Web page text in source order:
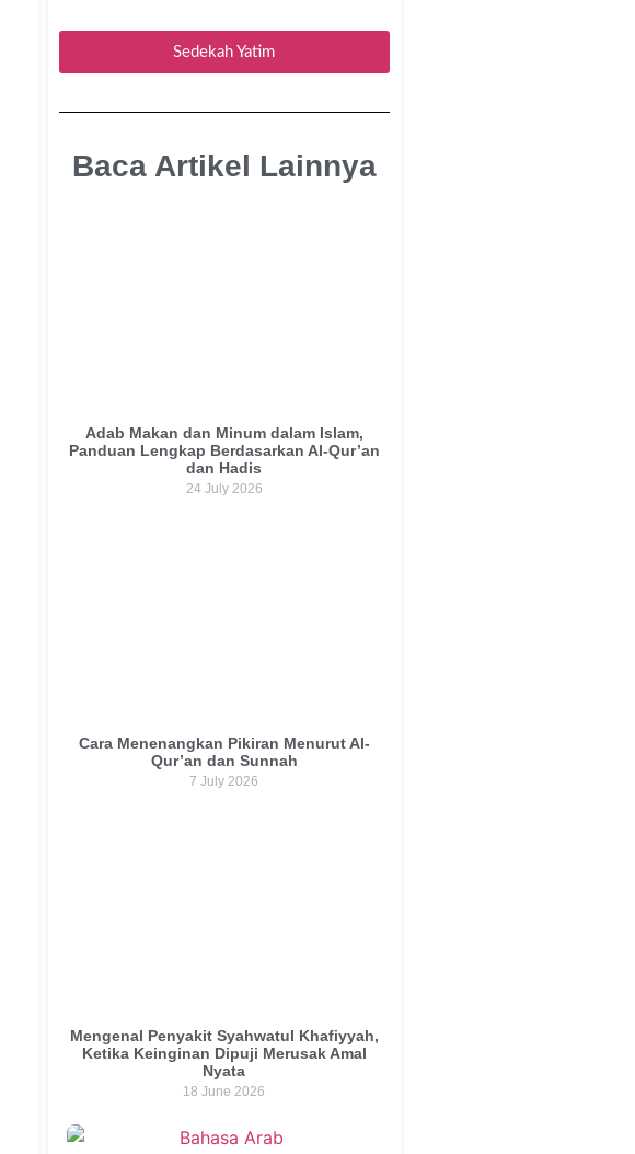
Sedekah Yatim
Baca Artikel Lainnya
Adab Makan dan Minum dalam Islam,
Panduan Lengkap Berdasarkan Al-Qur’an
dan Hadis
24 July 2026
Cara Menenangkan Pikiran Menurut Al-
Qur’an dan Sunnah
7 July 2026
Mengenal Penyakit Syahwatul Khafiyyah,
Ketika Keinginan Dipuji Merusak Amal
Nyata
18 June 2026